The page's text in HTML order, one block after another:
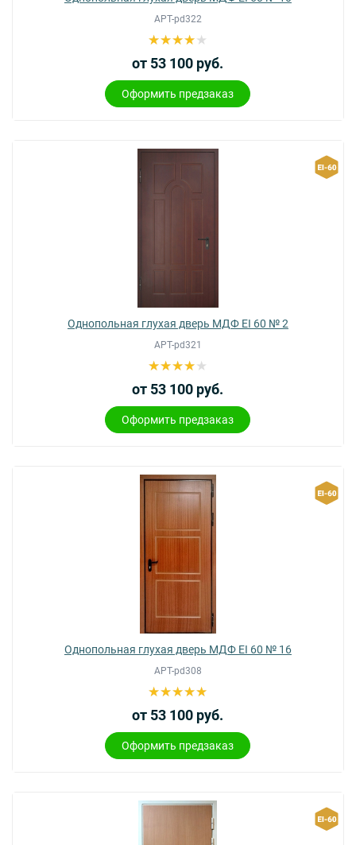
АРТ-pd322
от 53 100 руб.
Оформить предзаказ
Однопольная глухая дверь МДФ EI 60 № 2
АРТ-pd321
от 53 100 руб.
Оформить предзаказ
Однопольная глухая дверь МДФ EI 60 № 16
АРТ-pd308
от 53 100 руб.
Оформить предзаказ